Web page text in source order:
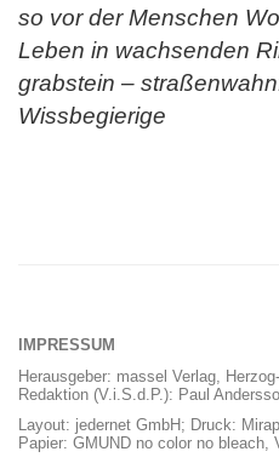
so vor der Menschen
Leben in wachsenden
grabstein –
Wissbegierige
IMPRESSUM
Herausgeber: massel Verlag,
Redaktion (V.i.S.d.P.): Paul
Layout: jedernet GmbH; Druck:
Papier: GMUND no color no